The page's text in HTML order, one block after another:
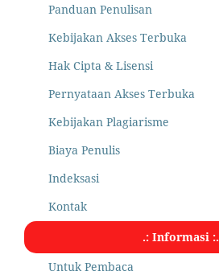
Panduan Penulisan
Kebijakan Akses Terbuka
Hak Cipta & Lisensi
Pernyataan Akses Terbuka
Kebijakan Plagiarisme
Biaya Penulis
Indeksasi
Kontak
.: Informasi :.
Untuk Pembaca